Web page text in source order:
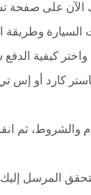
الآن على صفحة
وطريقة
واختر كيفية
كارد أو إس
والشروط، ثم
المرسل